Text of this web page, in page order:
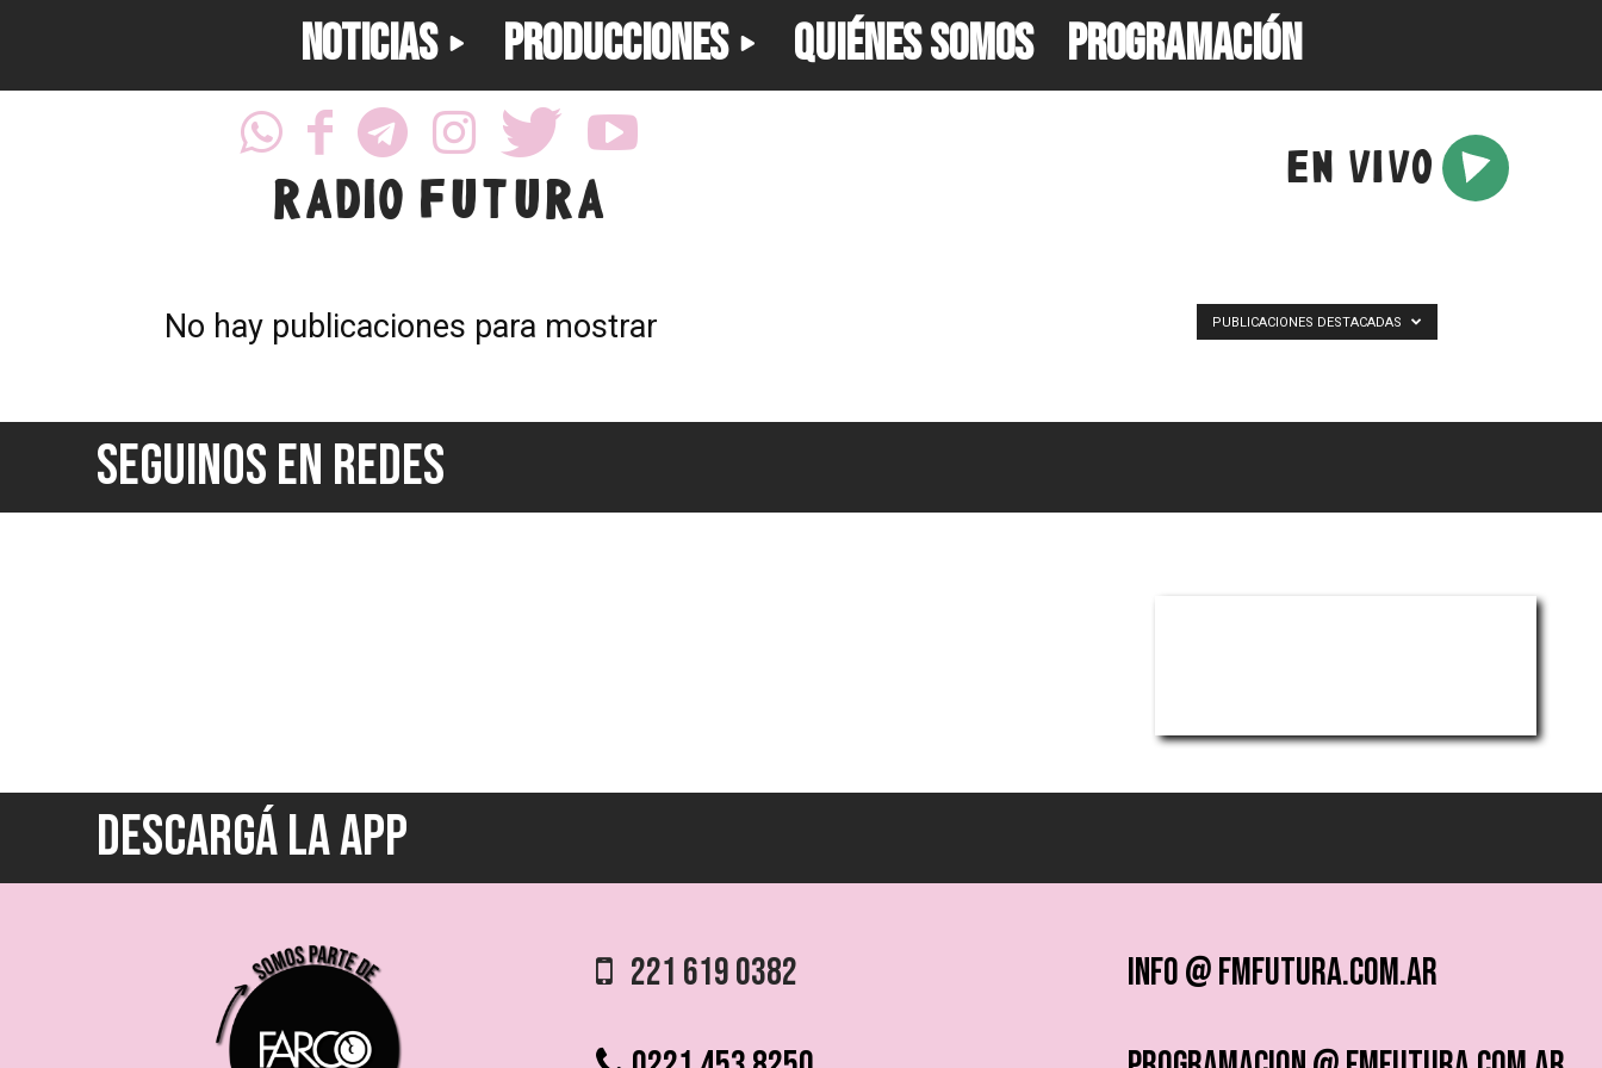
NOTICIAS PRODUCCIONES QUIÉNES SOMOS PROGRAMACIÓN
RADIO FUTURA
EN VIVO
PUBLICACIONES DESTACADAS
No hay publicaciones para mostrar
SEGUINOS EN REDES
DESCARGÁ LA APP
221 619 0382
info @ fmfutura.com.ar